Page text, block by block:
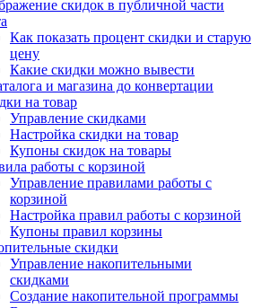
скидок в публичной части
Как показать процент скидки и старую
цену
Какие скидки можно вывести
и магазина до конвертации
на товар
Управление скидками
Настройка скидки на товар
Купоны скидок на товары
работы с корзиной
Управление правилами работы с
корзиной
Настройка правил работы с корзиной
Купоны правил корзины
скидки
Управление накопительными
скидками
Создание накопительной программы